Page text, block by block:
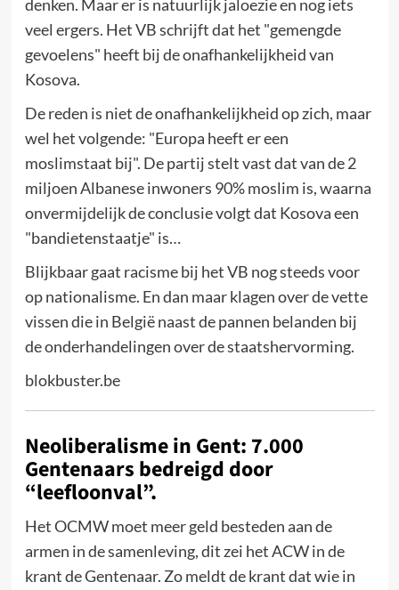
denken. Maar er is natuurlijk jaloezie en nog iets
veel ergers. Het VB schrijft dat het "gemengde
gevoelens" heeft bij de onafhankelijkheid van
Kosova.
De reden is niet de onafhankelijkheid op zich, maar
wel het volgende: "Europa heeft er een
moslimstaat bij". De partij stelt vast dat van de 2
miljoen Albanese inwoners 90% moslim is, waarna
onvermijdelijk de conclusie volgt dat Kosova een
"bandietenstaatje" is…
Blijkbaar gaat racisme bij het VB nog steeds voor
op nationalisme. En dan maar klagen over de vette
vissen die in België naast de pannen belanden bij
de onderhandelingen over de staatshervorming.
blokbuster.be
Neoliberalisme in Gent: 7.000
Gentenaars bedreigd door
“leefloonval”.
Het OCMW moet meer geld besteden aan de
armen in de samenleving, dit zei het ACW in de
krant de Gentenaar. Zo meldt de krant dat wie in